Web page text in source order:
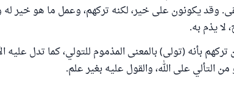
وقد يكونون على خير، لكنه تركهم، وعمل ما هو خير له
يذم به.
بأنه (تولى) بالمعنى المذموم للتولي، كما تدل عليه
التألي على الله، والقول عليه بغير علم.